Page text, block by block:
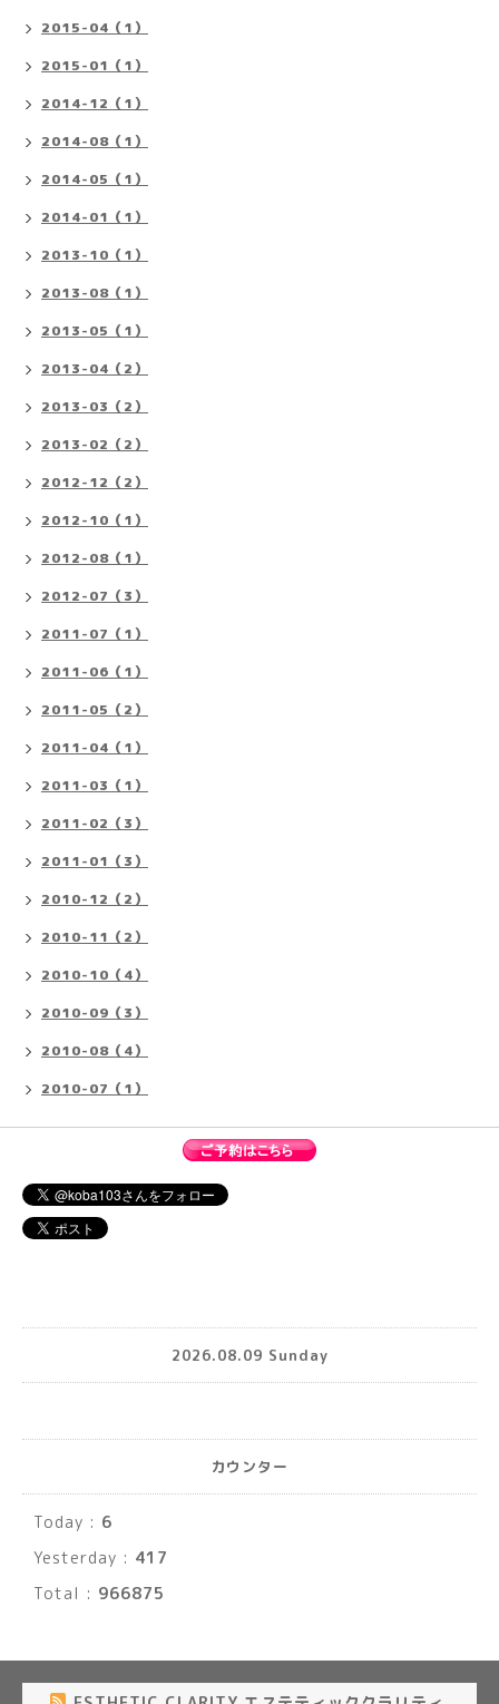
2015-04（1）
2015-01（1）
2014-12（1）
2014-08（1）
2014-05（1）
2014-01（1）
2013-10（1）
2013-08（1）
2013-05（1）
2013-04（2）
2013-03（2）
2013-02（2）
2012-12（2）
2012-10（1）
2012-08（1）
2012-07（3）
2011-07（1）
2011-06（1）
2011-05（2）
2011-04（1）
2011-03（1）
2011-02（3）
2011-01（3）
2010-12（2）
2010-11（2）
2010-10（4）
2010-09（3）
2010-08（4）
2010-07（1）
2026.08.09 Sunday
カウンター
Today : 6
Yesterday : 417
Total : 966875